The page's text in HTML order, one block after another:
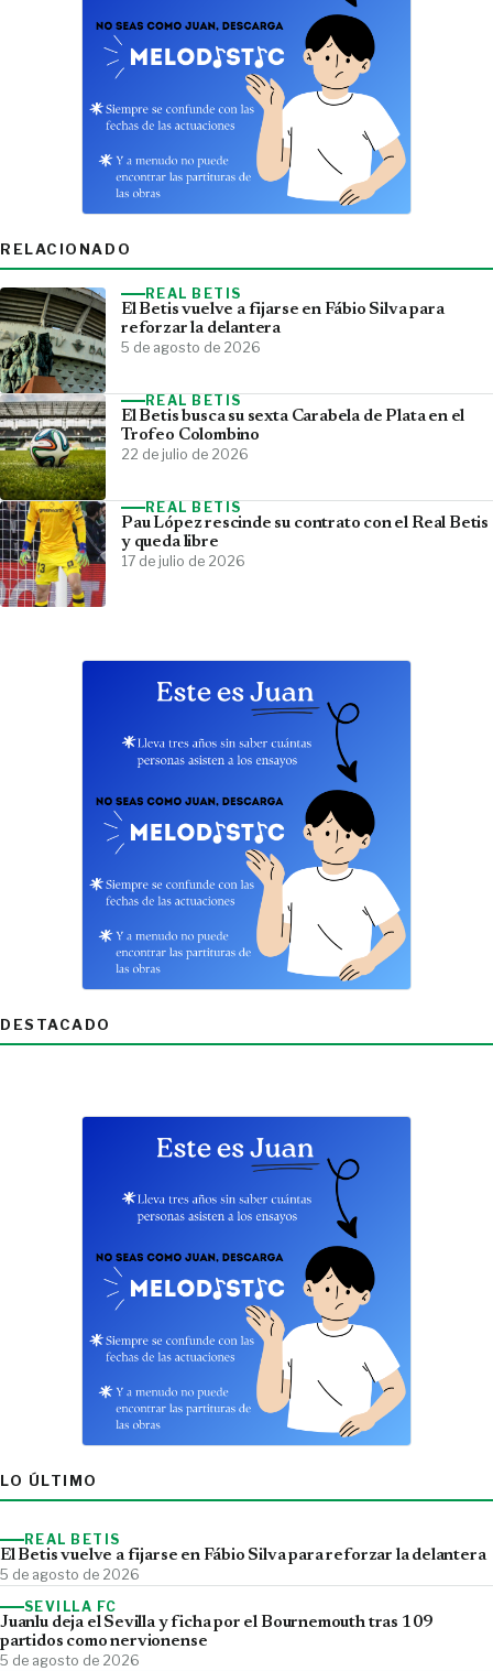
RELACIONADO
REAL BETIS
El Betis vuelve a fijarse en Fábio Silva para
reforzar la delantera
5 de agosto de 2026
REAL BETIS
El Betis busca su sexta Carabela de Plata en el
Trofeo Colombino
22 de julio de 2026
REAL BETIS
Pau López rescinde su contrato con el Real Betis
y queda libre
17 de julio de 2026
DESTACADO
LO ÚLTIMO
REAL BETIS
El Betis vuelve a fijarse en Fábio Silva para reforzar la delantera
5 de agosto de 2026
SEVILLA FC
Juanlu deja el Sevilla y ficha por el Bournemouth tras 109
partidos como nervionense
5 de agosto de 2026